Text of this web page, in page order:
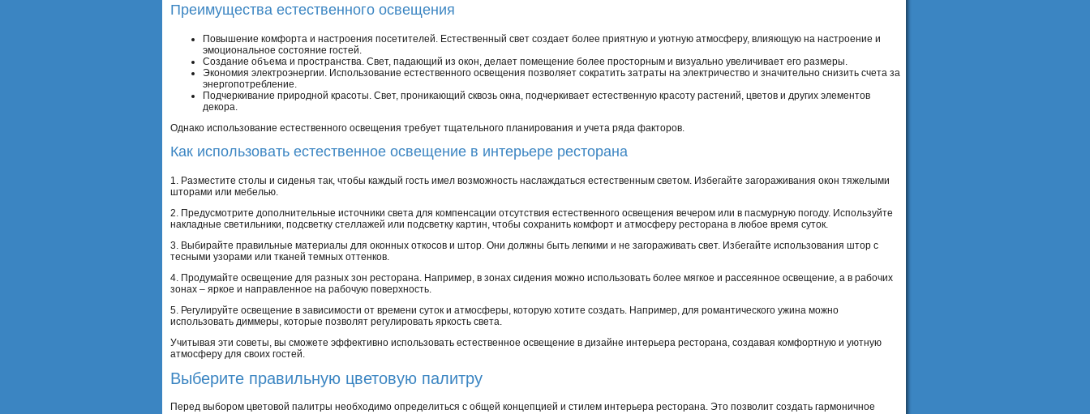
Преимущества естественного освещения
Повышение комфорта и настроения посетителей. Естественный свет создает более приятную и уютную атмосферу, влияющую на настроение и
эмоциональное состояние гостей.
Создание объема и пространства. Свет, падающий из окон, делает помещение более просторным и визуально увеличивает его размеры.
Экономия электроэнергии. Использование естественного освещения позволяет сократить затраты на электричество и значительно снизить счета за
энергопотребление.
Подчеркивание природной красоты. Свет, проникающий сквозь окна, подчеркивает естественную красоту растений, цветов и других элементов
декора.
Однако использование естественного освещения требует тщательного планирования и учета ряда факторов.
Как использовать естественное освещение в интерьере ресторана
1. Разместите столы и сиденья так, чтобы каждый гость имел возможность наслаждаться естественным светом. Избегайте загораживания окон тяжелыми
шторами или мебелью.
2. Предусмотрите дополнительные источники света для компенсации отсутствия естественного освещения вечером или в пасмурную погоду. Используйте
накладные светильники, подсветку стеллажей или подсветку картин, чтобы сохранить комфорт и атмосферу ресторана в любое время суток.
3. Выбирайте правильные материалы для оконных откосов и штор. Они должны быть легкими и не загораживать свет. Избегайте использования штор с
тесными узорами или тканей темных оттенков.
4. Продумайте освещение для разных зон ресторана. Например, в зонах сидения можно использовать более мягкое и рассеянное освещение, а в рабочих
зонах – яркое и направленное на рабочую поверхность.
5. Регулируйте освещение в зависимости от времени суток и атмосферы, которую хотите создать. Например, для романтического ужина можно
использовать диммеры, которые позволят регулировать яркость света.
Учитывая эти советы, вы сможете эффективно использовать естественное освещение в дизайне интерьера ресторана, создавая комфортную и уютную
атмосферу для своих гостей.
Выберите правильную цветовую палитру
Перед выбором цветовой палитры необходимо определиться с общей концепцией и стилем интерьера ресторана. Это позволит создать гармоничное